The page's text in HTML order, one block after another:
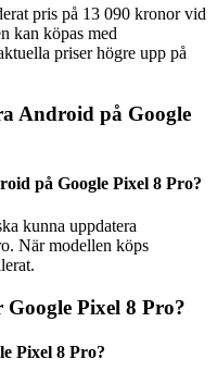
pris på 13 090 kronor vid
kan köpas med
priser högre upp på
Android på Google
på Google Pixel 8 Pro?
kunna uppdatera
När modellen köps
Pixel 8 Pro?
Pixel 8 Pro?